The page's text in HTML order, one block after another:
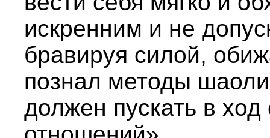
искренним и не
бравируя силой,
познал методы
должен пускать в